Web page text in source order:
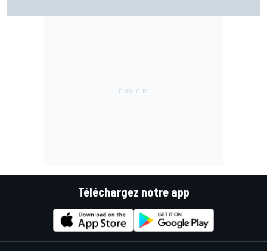
Téléchargez notre app